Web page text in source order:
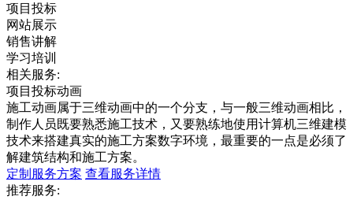
项目投标
网站展示
销售讲解
学习培训
相关服务:
项目投标动画
施工动画属于三维动画中的一个分支，与一般三维动画相比，
制作人员既要熟悉施工技术，又要熟练地使用计算机三维建模
技术来搭建真实的施工方案数字环境，最重要的一点是必须了
解建筑结构和施工方案。
定制服务方案 查看服务详情
推荐服务: